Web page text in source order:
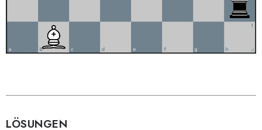
LÖSUNGEN